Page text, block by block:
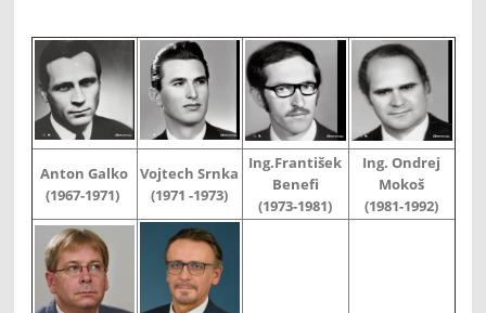
Anton Galko
(1967-1971)
Vojtech Srnka
(1971 -1973)
Ing.František
Benefi
(1973-1981)
Ing. Ondrej
Mokoš
(1981-1992)